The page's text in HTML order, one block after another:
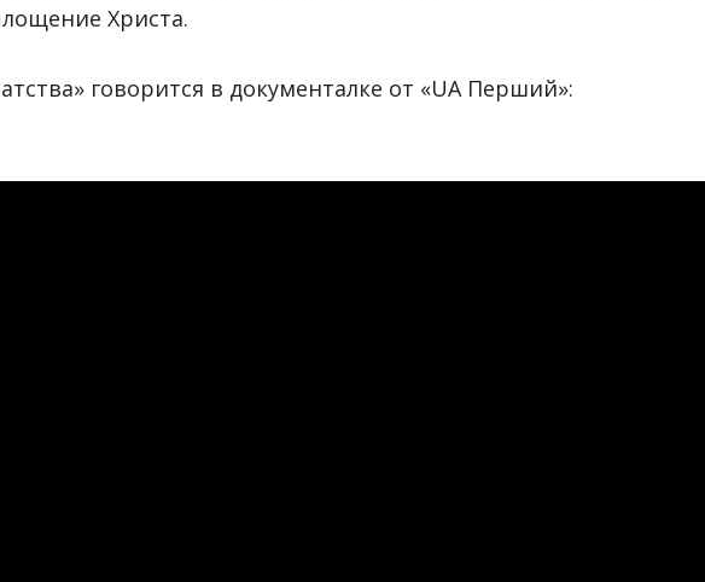
Христа.
говорится в документалке от «UA Перший»: